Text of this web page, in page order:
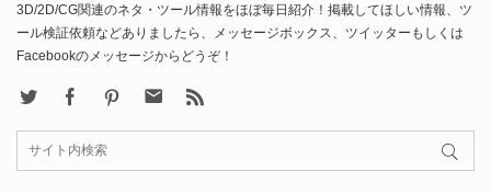
3D/2D/CG関連のネタ・ツール情報をほぼ毎日紹介！掲載してほしい情報、ツ
ール検証依頼などありましたら、メッセージボックス、ツイッターもしくは
Facebookのメッセージからどうぞ！
FacebookPinterest Contact